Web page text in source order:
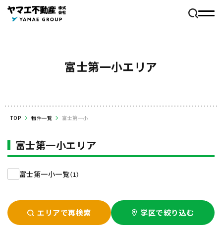
富士第一小エリア
TOP 物件一覧 富士第一小
富士第一小エリア
富士第一小一覧（1）
エリアで再検索 学区で絞り込む